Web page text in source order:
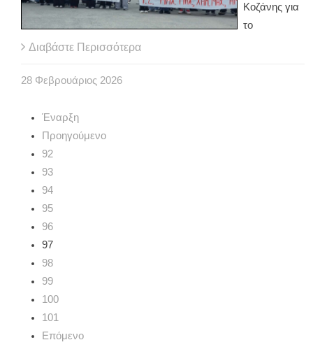
Κοζάνης για
το
Διαβάστε Περισσότερα
28 Φεβρουάριος 2026
Έναρξη
Προηγούμενο
92
93
94
95
96
97
98
99
100
101
Επόμενο